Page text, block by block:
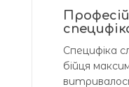
Специфіка
бійця